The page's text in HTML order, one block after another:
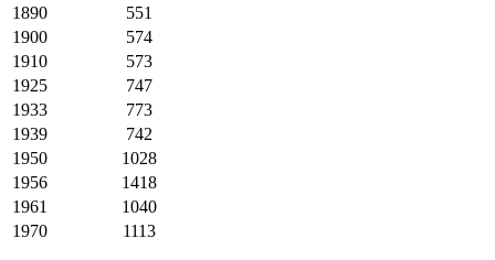
1890
551
1900
574
1910
573
1925
747
1933
773
1939
742
1950
1028
1956
1418
1961
1040
1970
1113